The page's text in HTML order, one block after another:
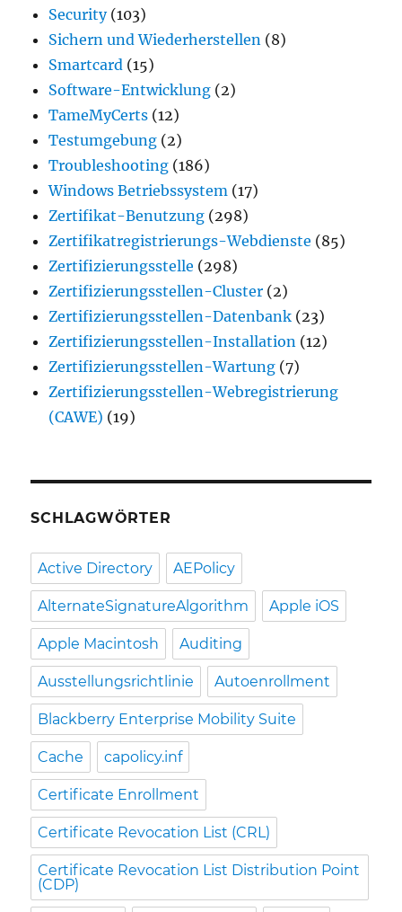
Security(103)
Sichern und Wiederherstellen (8)
Smartcard (15)
Software-Entwicklung (2)
TameMyCerts (12)
Testumgebung (2)
Troubleshooting (186)
Windows Betriebssystem (17)
Zertifikat-Benutzung (298)
Zertifikatregistrierungs-Webdienste (85)
Zertifizierungsstelle (298)
Zertifizierungsstellen-Cluster (2)
Zertifizierungsstellen-Datenbank (23)
Zertifizierungsstellen-Installation (12)
Zertifizierungsstellen-Wartung (7)
Zertifizierungsstellen-Webregistrierung
(CAWE) (19)
SCHLAGWÖRTER
Active Directory AEPolicy
AlternateSignatureAlgorithm Apple iOS
Apple Macintosh Auditing
Ausstellungsrichtlinie Autoenrollment
Blackberry Enterprise Mobility Suite
Cache capolicy.inf
Certificate Enrollment
Certificate Revocation List (CRL)
Certificate Revocation List Distribution Point
(CDP)